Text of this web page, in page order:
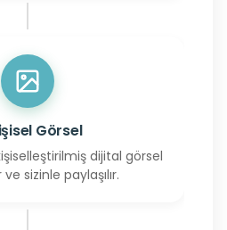
Görsel
dijital görsel
sizinle paylaşılır.